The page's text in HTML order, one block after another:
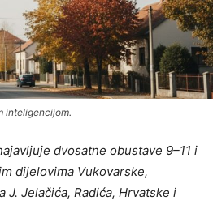
inteligencijom.
dvosatne obustave 9–11 i
dijelovima Vukovarske,
J. Jelačića, Radića, Hrvatske i